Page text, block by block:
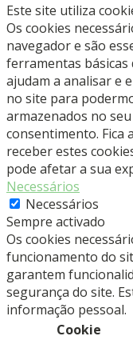
Este site utiliza
Os cookies
navegador e são
ferramentas básicas
ajudam a analisar e
no site para
armazenados no
consentimento. Fica
receber estes
pode afetar a sua
Necessários
Necessários
Sempre activado
Os cookies
funcionamento do
garantem
segurança do site.
informação pessoal.
Cookie